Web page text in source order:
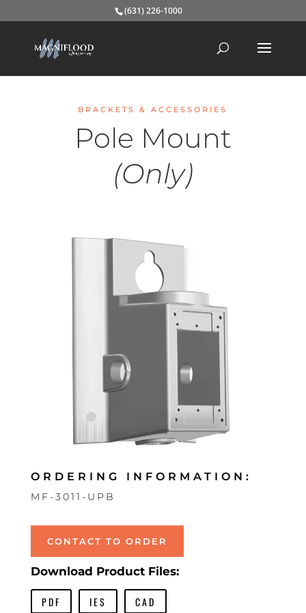
(631) 226-1000
BRACKETS & ACCESSORIES
Pole Mount
(Only)
ORDERING INFORMATION:
MF-3011-UPB
CONTACT TO ORDER
Download Product Files:
PDF IES CAD